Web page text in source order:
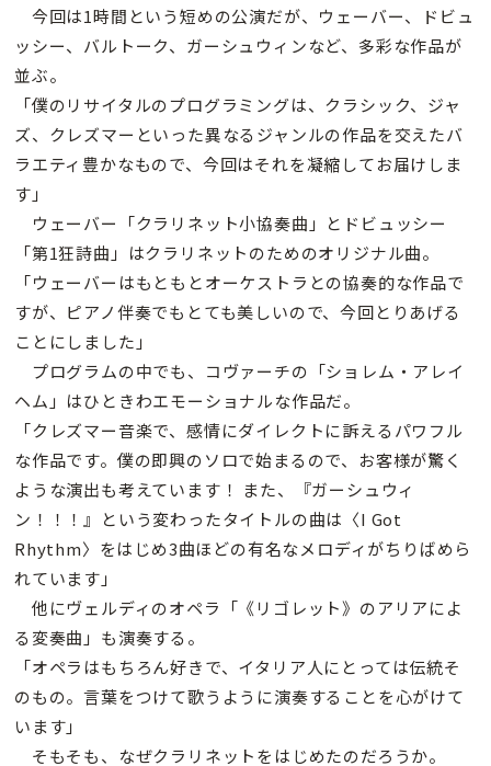
今回は1時間という短めの公演だが、ウェーバー、ドビュ
ッシー、バルトーク、ガーシュウィンなど、多彩な作品が
並ぶ。
「僕のリサイタルのプログラミングは、クラシック、ジャ
ズ、クレズマーといった異なるジャンルの作品を交えたバ
ラエティ豊かなもので、今回はそれを凝縮してお届けしま
す」
ウェーバー「クラリネット小協奏曲」とドビュッシー
「第1狂詩曲」はクラリネットのためのオリジナル曲。
「ウェーバーはもともとオーケストラとの協奏的な作品で
すが、ピアノ伴奏でもとても美しいので、今回とりあげる
ことにしました」
プログラムの中でも、コヴァーチの「ショレム・アレイ
ヘム」はひときわエモーショナルな作品だ。
「クレズマー音楽で、感情にダイレクトに訴えるパワフル
な作品です。僕の即興のソロで始まるので、お客様が驚く
ような演出も考えています！ また、『ガーシュウィ
ン！！！』という変わったタイトルの曲は〈I Got
Rhythm〉をはじめ3曲ほどの有名なメロディがちりばめら
れています」
他にヴェルディのオペラ「《リゴレット》のアリアによ
る変奏曲」も演奏する。
「オペラはもちろん好きで、イタリア人にとっては伝統そ
のもの。言葉をつけて歌うように演奏することを心がけて
います」
そもそも、なぜクラリネットをはじめたのだろうか。